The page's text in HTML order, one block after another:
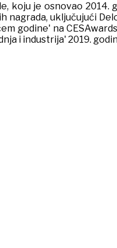
koju je osnovao
uključujući
godine' na
i industrija' 2019.